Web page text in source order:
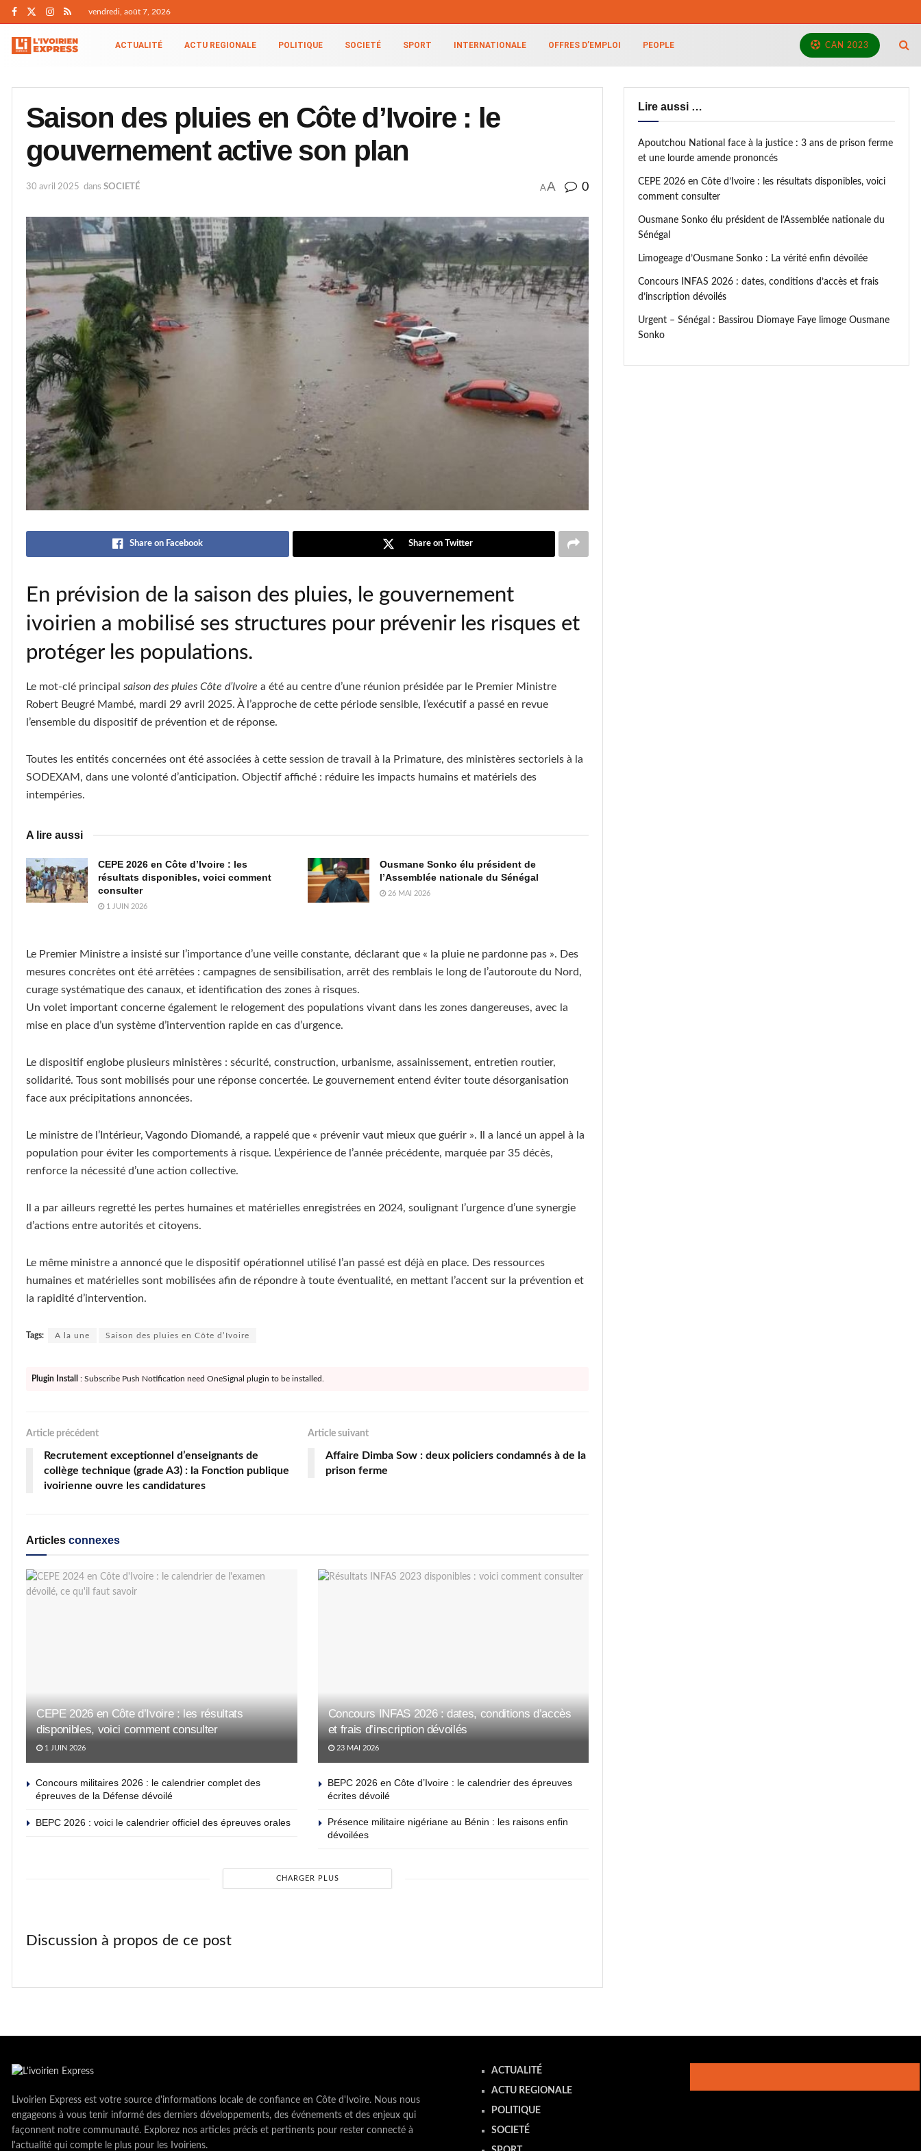
vendredi, août 7, 2026
ACTUALITÉ ACTU REGIONALE POLITIQUE SOCIETÉ SPORT INTERNATIONALE OFFRES D’EMPLOI PEOPLE CAN 2023
Saison des pluies en Côte d’Ivoire : le
gouvernement active son plan
30 avril 2025 dans SOCIETÉ AA 0
Share on Facebook Share on Twitter
En prévision de la saison des pluies, le gouvernement
ivoirien a mobilisé ses structures pour prévenir les risques et
protéger les populations.
Le mot-clé principal saison des pluies Côte d’Ivoire a été au centre d’une réunion présidée par le Premier Ministre
Robert Beugré Mambé, mardi 29 avril 2025. À l’approche de cette période sensible, l’exécutif a passé en revue
l’ensemble du dispositif de prévention et de réponse.
Toutes les entités concernées ont été associées à cette session de travail à la Primature, des ministères sectoriels à la
SODEXAM, dans une volonté d’anticipation. Objectif affiché : réduire les impacts humains et matériels des
intempéries.
A lire aussi
CEPE 2026 en Côte d’Ivoire : les
résultats disponibles, voici comment
consulter
1 JUIN 2026
Ousmane Sonko élu président de
l’Assemblée nationale du Sénégal
26 MAI 2026
Le Premier Ministre a insisté sur l’importance d’une veille constante, déclarant que « la pluie ne pardonne pas ». Des
mesures concrètes ont été arrêtées : campagnes de sensibilisation, arrêt des remblais le long de l’autoroute du Nord,
curage systématique des canaux, et identification des zones à risques.
Un volet important concerne également le relogement des populations vivant dans les zones dangereuses, avec la
mise en place d’un système d’intervention rapide en cas d’urgence.
Le dispositif englobe plusieurs ministères : sécurité, construction, urbanisme, assainissement, entretien routier,
solidarité. Tous sont mobilisés pour une réponse concertée. Le gouvernement entend éviter toute désorganisation
face aux précipitations annoncées.
Le ministre de l’Intérieur, Vagondo Diomandé, a rappelé que « prévenir vaut mieux que guérir ». Il a lancé un appel à la
population pour éviter les comportements à risque. L’expérience de l’année précédente, marquée par 35 décès,
renforce la nécessité d’une action collective.
Il a par ailleurs regretté les pertes humaines et matérielles enregistrées en 2024, soulignant l’urgence d’une synergie
d’actions entre autorités et citoyens.
Le même ministre a annoncé que le dispositif opérationnel utilisé l’an passé est déjà en place. Des ressources
humaines et matérielles sont mobilisées afin de répondre à toute éventualité, en mettant l’accent sur la prévention et
la rapidité d’intervention.
Tags: A la une Saison des pluies en Côte d’Ivoire
Plugin Install : Subscribe Push Notification need OneSignal plugin to be installed.
Article précédent
Recrutement exceptionnel d’enseignants de
collège technique (grade A3) : la Fonction publique
ivoirienne ouvre les candidatures
Article suivant
Affaire Dimba Sow : deux policiers condamnés à de la
prison ferme
Articles connexes
CEPE 2026 en Côte d’Ivoire : les résultats
disponibles, voici comment consulter
1 JUIN 2026
Concours INFAS 2026 : dates, conditions d’accès
et frais d’inscription dévoilés
23 MAI 2026
Concours militaires 2026 : le calendrier complet des
épreuves de la Défense dévoilé
BEPC 2026 en Côte d’Ivoire : le calendrier des épreuves
écrites dévoilé
BEPC 2026 : voici le calendrier officiel des épreuves orales
Présence militaire nigériane au Bénin : les raisons enfin
dévoilées
CHARGER PLUS
Discussion à propos de ce post
Lire aussi …
Apoutchou National face à la justice : 3 ans de prison ferme
et une lourde amende prononcés
CEPE 2026 en Côte d’Ivoire : les résultats disponibles, voici
comment consulter
Ousmane Sonko élu président de l’Assemblée nationale du
Sénégal
Limogeage d’Ousmane Sonko : La vérité enfin dévoilée
Concours INFAS 2026 : dates, conditions d’accès et frais
d’inscription dévoilés
Urgent – Sénégal : Bassirou Diomaye Faye limoge Ousmane
Sonko
Livoirien Express est votre source d'informations locale de confiance en Côte d'Ivoire. Nous nous
engageons à vous tenir informé des derniers développements, des événements et des enjeux qui
façonnent notre communauté. Explorez nos articles précis et pertinents pour rester connecté à
l'actualité qui compte le plus pour les Ivoiriens.
ACTUALITÉ
ACTU REGIONALE
POLITIQUE
SOCIETÉ